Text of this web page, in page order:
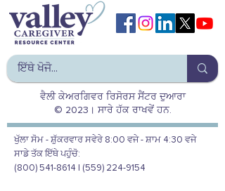
ਵੈਲੀ ਕੇਅਰਗਿਵਰ ਰਿਸੋਰਸ ਸੈਂਟਰ ਦੁਆਰਾ
© 2023। ਸਾਰੇ ਹੱਕ ਰਾਖਵੇਂ ਹਨ.
ਖੁੱਲਾ ਸੋਮ - ਸ਼ੁੱਕਰਵਾਰ ਸਵੇਰੇ 8:00 ਵਜੇ - ਸ਼ਾਮ 4:30 ਵਜੇ
ਸਾਡੇ ਤੱਕ ਇੱਥੇ ਪਹੁੰਚੋ:
(800) 541-8614 | (559) 224-9154